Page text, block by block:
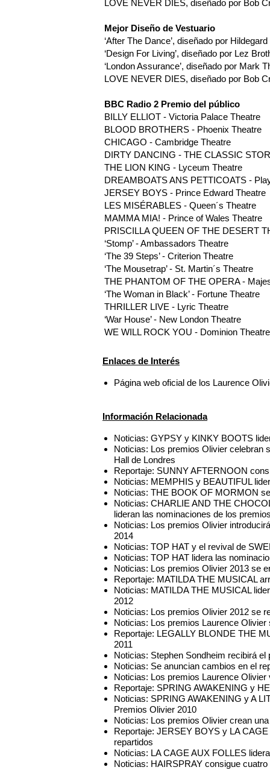
LOVE NEVER DIES, diseñado por Bob
Mejor Diseño de Vestuario
‘After The Dance’, diseñado por
‘Design For Living’, diseñado por Lez
‘London Assurance’, diseñado por Mark
LOVE NEVER DIES, diseñado por Bob
BBC Radio 2 Premio del público
BILLY ELLIOT - Victoria Palace Theatre
BLOOD BROTHERS - Phoenix Theatre
CHICAGO - Cambridge Theatre
DIRTY DANCING - THE CLASSIC
THE LION KING - Lyceum Theatre
DREAMBOATS ANS PETTICOATS -
JERSEY BOYS - Prince Edward Theatre
LES MISÉRABLES - Queen´s Theatre
MAMMA MIA! - Prince of Wales Theatre
PRISCILLA QUEEN OF THE DESERT
‘Stomp’ - Ambassadors Theatre
‘The 39 Steps’ - Criterion Theatre
‘The Mousetrap’ - St. Martin´s Theatre
THE PHANTOM OF THE OPERA -
‘The Woman in Black’ - Fortune Theatre
THRILLER LIVE - Lyric Theatre
‘War House’ - New London Theatre
WE WILL ROCK YOU - Dominion Theatre
Enlaces de Interés
Página web oficial de los Laurence
Información Relacionada
Noticias: GYPSY y KINKY BOOTS
Noticias: Los premios Olivier celebran
Hall de Londres
Reportaje: SUNNY AFTERNOON
Noticias: MEMPHIS y BEAUTIFUL
Noticias: THE BOOK OF MORMON
Noticias: CHARLIE AND THE
lideran las nominaciones de los
Noticias: Los premios Olivier
2014
Noticias: TOP HAT y el revival de
Noticias: TOP HAT lidera las
Noticias: Los premios Olivier 2013 se
Reportaje: MATILDA THE MUSICAL
Noticias: MATILDA THE MUSICAL
2012
Noticias: Los premios Olivier 2012 se
Noticias: Los premios Laurence
Reportaje: LEGALLY BLONDE THE
2011
Noticias: Stephen Sondheim recibirá
Noticias: Se anuncian cambios en el
Noticias: Los premios Laurence
Reportaje: SPRING AWAKENING y
Noticias: SPRING AWAKENING y A
Premios Olivier 2010
Noticias: Los premios Olivier crean
Reportaje: JERSEY BOYS y LA
repartidos
Noticias: LA CAGE AUX FOLLES
Noticias: HAIRSPRAY consigue